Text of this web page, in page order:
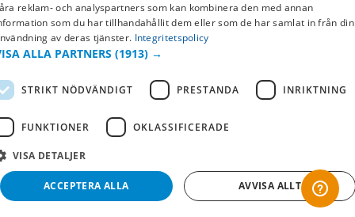
FI
reklam- och analyspartners som kan kombinera den med annan
som du har tillhandahållit dem eller som de har samlat in från din
av deras tjänster. Integritetspolicy
ALLA PARTNERS (1913) →
STRIKT NÖDVÄNDIGT PRESTANDA INRIKTNING
FUNKTIONER OKLASSIFICERADE
VISA DETALJER
ACCEPTERA ALLA AVVISA ALLT